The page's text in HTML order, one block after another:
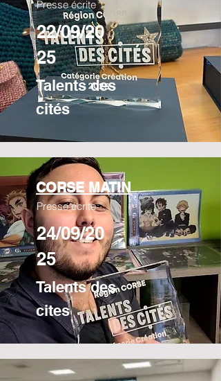
Presse écrite
22/09/20
25
Talents des
cités
CORSE MATIN
Presse écrite
24/09/20
25
Talents des
cites